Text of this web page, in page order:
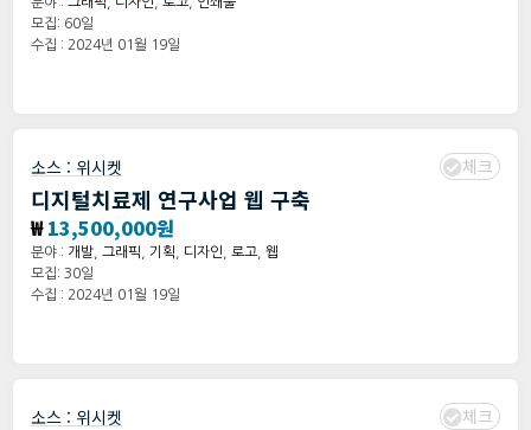
모집: 60일
수집 : 2024년 01월 19일
소스 : 위시켓 체크
디지털치료제 연구사업 웹 구축
₩13,500,000원
분야 : 개발 그래픽 기획 디자인 로고 웹
모집: 30일
수집 : 2024년 01월 19일
소스 : 위시켓 체크